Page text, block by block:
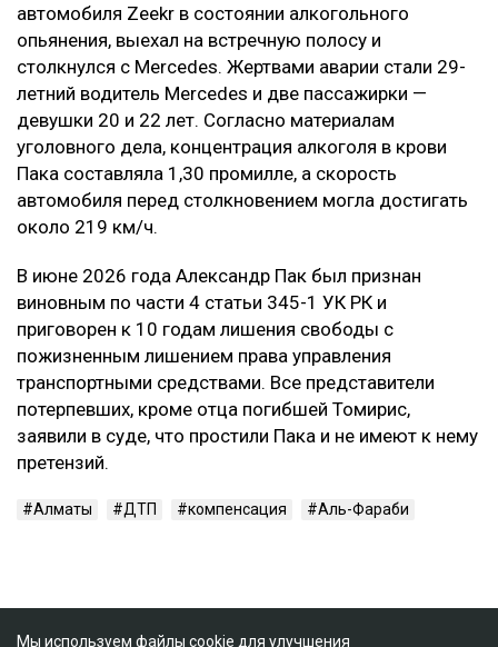
автомобиля Zeekr в состоянии алкогольного
опьянения, выехал на встречную полосу и
столкнулся с Mercedes. Жертвами аварии стали 29-
летний водитель Mercedes и две пассажирки —
девушки 20 и 22 лет. Согласно материалам
уголовного дела, концентрация алкоголя в крови
Пака составляла 1,30 промилле, а скорость
автомобиля перед столкновением могла достигать
около 219 км/ч.
В июне 2026 года Александр Пак был признан
виновным по части 4 статьи 345-1 УК РК и
приговорен к 10 годам лишения свободы с
пожизненным лишением права управления
транспортными средствами. Все представители
потерпевших, кроме отца погибшей Томирис,
заявили в суде, что простили Пака и не имеют к нему
претензий.
Алматы ДТП компенсация Аль-Фараби
Мы используем файлы cookie для улучшения